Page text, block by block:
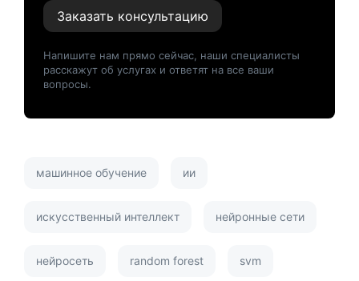
Заказать консультацию
Напишите нам прямо сейчас, наши специалисты
расскажут об услугах и ответят на все ваши
вопросы.
машинное обучение ии
искусственный интеллект нейронные сети
нейросеть random forest svm